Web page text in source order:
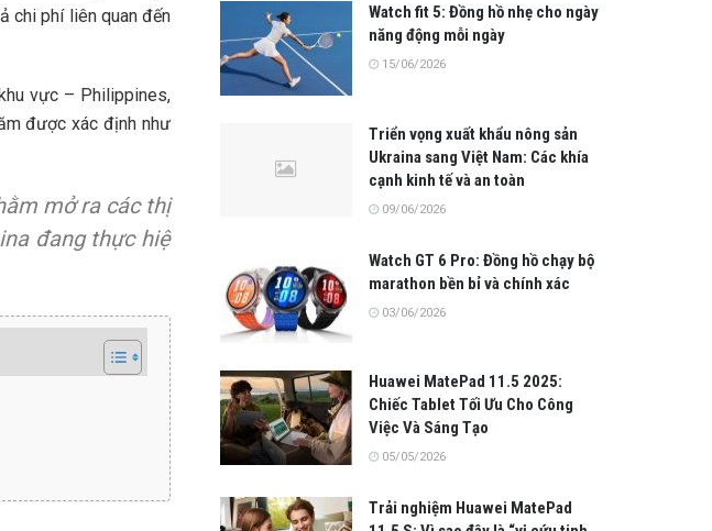
chi phí liên quan đến
vực – Philippines,
được xác định như
mở ra các thị
đang thực hiệ
Watch fit 5: Đồng hồ nhẹ cho ngày
năng động mỗi ngày
15/06/2026
Triển vọng xuất khẩu nông sản
Ukraina sang Việt Nam: Các khía
cạnh kinh tế và an toàn
09/06/2026
Watch GT 6 Pro: Đồng hồ chạy bộ
marathon bền bỉ và chính xác
03/06/2026
Huawei MatePad 11.5 2025:
Chiếc Tablet Tối Ưu Cho Công
Việc Và Sáng Tạo
05/05/2026
Trải nghiệm Huawei MatePad